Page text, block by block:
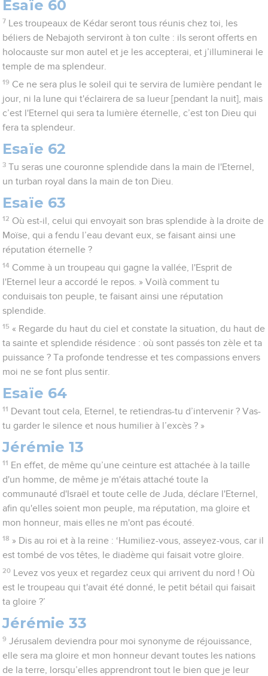
Esaïe 60
7
Les troupeaux de Kédar seront tous réunis chez toi, les
béliers de Nebajoth serviront à ton culte : ils seront offerts en
holocauste sur mon autel et je les accepterai, et j’illuminerai le
temple de ma splendeur.
19 Ce ne sera plus le soleil qui te servira de lumière pendant le
jour, ni la lune qui t'éclairera de sa lueur [pendant la nuit], mais
c’est l'Eternel qui sera ta lumière éternelle, c’est ton Dieu qui
fera ta splendeur.
Esaïe 62
3 Tu seras une couronne splendide dans la main de l'Eternel,
un turban royal dans la main de ton Dieu.
Esaïe 63
12 Où est-il, celui qui envoyait son bras splendide à la droite de
Moïse, qui a fendu l’eau devant eux, se faisant ainsi une
réputation éternelle ?
14 Comme à un troupeau qui gagne la vallée, l'Esprit de
l'Eternel leur a accordé le repos. » Voilà comment tu
conduisais ton peuple, te faisant ainsi une réputation
splendide.
15 « Regarde du haut du ciel et constate la situation, du haut de
ta sainte et splendide résidence : où sont passés ton zèle et ta
puissance ? Ta profonde tendresse et tes compassions envers
moi ne se font plus sentir.
Esaïe 64
11 Devant tout cela, Eternel, te retiendras-tu d’intervenir ? Vas-
tu garder le silence et nous humilier à l’excès ? »
Jérémie 13
11 En effet, de même qu’une ceinture est attachée à la taille
d'un homme, de même je m'étais attaché toute la
communauté d'Israël et toute celle de Juda, déclare l'Eternel,
afin qu'elles soient mon peuple, ma réputation, ma gloire et
mon honneur, mais elles ne m'ont pas écouté.
18 » Dis au roi et à la reine : ‘Humiliez-vous, asseyez-vous, car il
est tombé de vos têtes, le diadème qui faisait votre gloire.
20
Levez vos yeux et regardez ceux qui arrivent du nord ! Où
est le troupeau qui t'avait été donné, le petit bétail qui faisait
ta gloire ?’
Jérémie 33
9 Jérusalem deviendra pour moi synonyme de réjouissance,
elle sera ma gloire et mon honneur devant toutes les nations
de la terre, lorsqu’elles apprendront tout le bien que je leur